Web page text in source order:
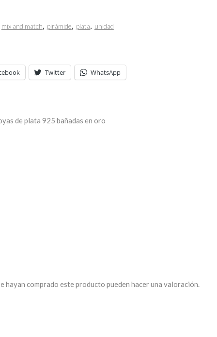
mix and match, pirámide, plata, unidad
Twitter WhatsApp
de plata 925 bañadas en oro
hayan comprado este producto pueden hacer una valoración.